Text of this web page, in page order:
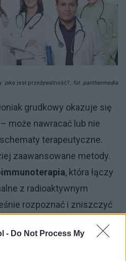
- Do Not Process My
jaka jest przeżywalność?, fot. panthermedia
grudkowy okazuje się
może nawracać lub nie
terapeutyczne.
zaawansowane metody.
, która łączy
z radioaktywnym
rozpoznać i zniszczyć
– własnych